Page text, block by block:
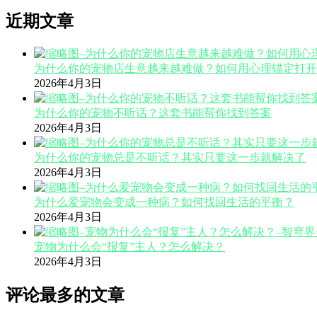
近期文章
为什么你的宠物店生意越来越难做？如何用心理锚定打
2026年4月3日
为什么你的宠物不听话？这套书能帮你找到答案
2026年4月3日
为什么你的宠物总是不听话？其实只要这一步就解决了
2026年4月3日
为什么爱宠物会变成一种病？如何找回生活的平衡？
2026年4月3日
宠物为什么会“报复”主人？怎么解决？
2026年4月3日
评论最多的文章